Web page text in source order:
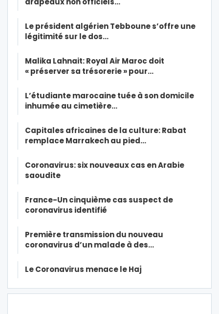
Le président algérien Tebboune s’offre une
légitimité sur le dos…
Malika Lahnait: Royal Air Maroc doit
« préserver sa trésorerie » pour…
L’étudiante marocaine tuée à son domicile
inhumée au cimetière…
Capitales africaines de la culture: Rabat
remplace Marrakech au pied…
Coronavirus: six nouveaux cas en Arabie
saoudite
France-Un cinquième cas suspect de
coronavirus identifié
Première transmission du nouveau
coronavirus d’un malade à des…
Le Coronavirus menace le Haj